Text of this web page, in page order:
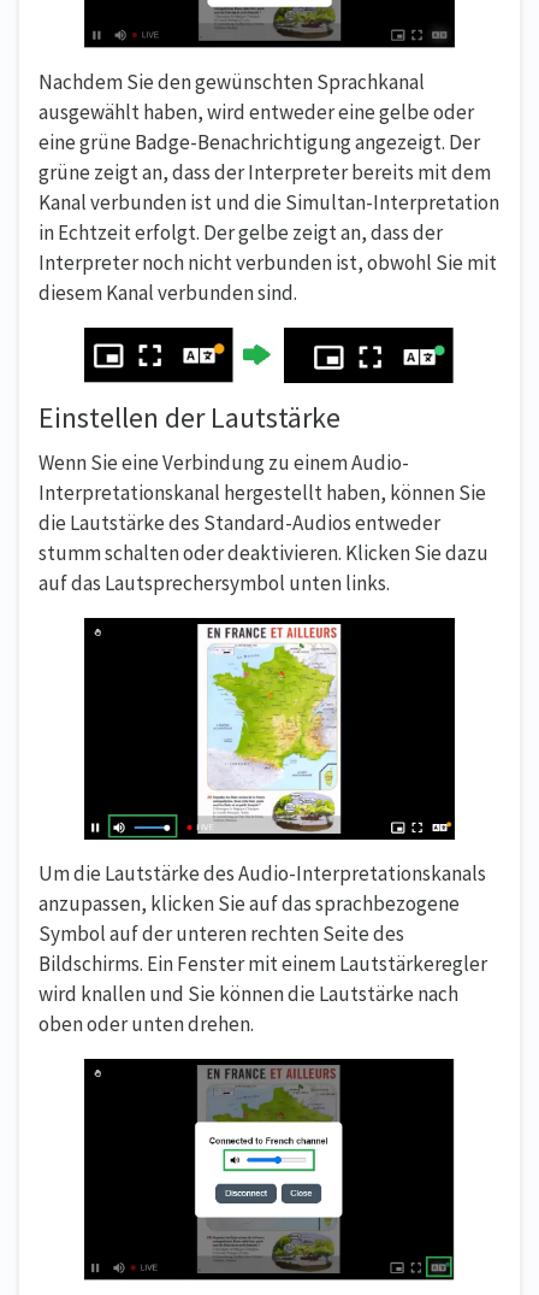
Nachdem Sie den gewünschten Sprachkanal
ausgewählt haben, wird entweder eine gelbe oder
eine grüne Badge-Benachrichtigung angezeigt. Der
grüne zeigt an, dass der Interpreter bereits mit dem
Kanal verbunden ist und die Simultan-Interpretation
in Echtzeit erfolgt. Der gelbe zeigt an, dass der
Interpreter noch nicht verbunden ist, obwohl Sie mit
diesem Kanal verbunden sind.
Einstellen der Lautstärke
Wenn Sie eine Verbindung zu einem Audio-
Interpretationskanal hergestellt haben, können Sie
die Lautstärke des Standard-Audios entweder
stumm schalten oder deaktivieren. Klicken Sie dazu
auf das Lautsprechersymbol unten links.
Um die Lautstärke des Audio-Interpretationskanals
anzupassen, klicken Sie auf das sprachbezogene
Symbol auf der unteren rechten Seite des
Bildschirms. Ein Fenster mit einem Lautstärkeregler
wird knallen und Sie können die Lautstärke nach
oben oder unten drehen.